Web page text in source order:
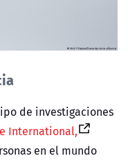
de investigaciones
International,
en el mundo